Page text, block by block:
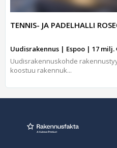
TENNIS- JA PADELHALLI
Uudisrakennus | Espoo | 17 milj.
Uudisrakennuskohde
koostuu rakennuk...